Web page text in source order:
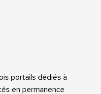
portails dédiés à
en permanence